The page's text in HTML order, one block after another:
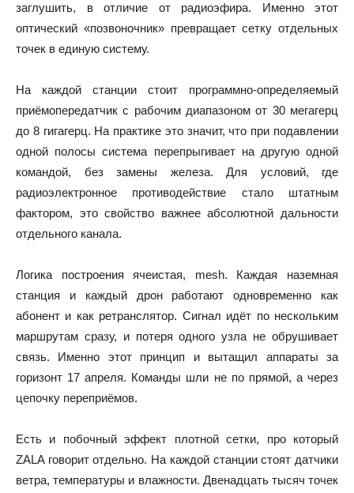
заглушить, в отличие от радиоэфира. Именно этот
оптический «позвоночник» превращает сетку отдельных
точек в единую систему.
На каждой станции стоит программно-определяемый
приёмопередатчик с рабочим диапазоном от 30 мегагерц
до 8 гигагерц. На практике это значит, что при подавлении
одной полосы система перепрыгивает на другую одной
командой, без замены железа. Для условий, где
радиоэлектронное противодействие стало штатным
фактором, это свойство важнее абсолютной дальности
отдельного канала.
Логика построения ячеистая, mesh. Каждая наземная
станция и каждый дрон работают одновременно как
абонент и как ретранслятор. Сигнал идёт по нескольким
маршрутам сразу, и потеря одного узла не обрушивает
связь. Именно этот принцип и вытащил аппараты за
горизонт 17 апреля. Команды шли не по прямой, а через
цепочку переприёмов.
Есть и побочный эффект плотной сетки, про который
ZALA говорит отдельно. На каждой станции стоят датчики
ветра, температуры и влажности. Двенадцать тысяч точек